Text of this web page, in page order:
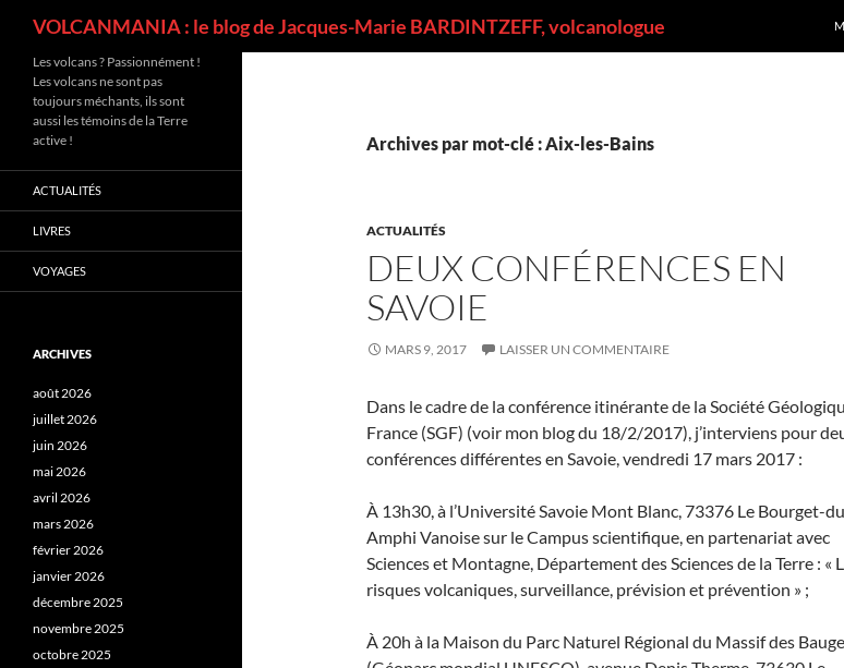
VOLCANMANIA : le blog de Jacques-Marie BARDINTZEFF, volcanologue
Archives par mot-clé : Aix-les-Bains
ACTUALITÉS
DEUX CONFÉRENCES EN
SAVOIE
MARS 9, 2017 LAISSER UN COMMENTAIRE
Dans le cadre de la conférence itinérante de la Société
France (SGF) (voir mon blog du 18/2/2017), j’interviens pour
conférences différentes en Savoie, vendredi 17 mars 2017 :
À 13h30, à l’Université Savoie Mont Blanc, 73376 Le Bourget-
Amphi Vanoise sur le Campus scientifique, en partenariat avec
Sciences et Montagne, Département des Sciences de la Terre : «
risques volcaniques, surveillance, prévision et prévention » ;
À 20h à la Maison du Parc Naturel Régional du Massif des
Les volcans ? Passionnément !
Les volcans ne sont pas
toujours méchants, ils sont
aussi les témoins de la Terre
active !
ACTUALITÉS
LIVRES
VOYAGES
ARCHIVES
août 2026
juillet 2026
juin 2026
mai 2026
avril 2026
mars 2026
février 2026
janvier 2026
décembre 2025
novembre 2025
octobre 2025